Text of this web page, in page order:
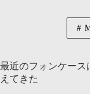
最近のフォンケース
えてきた